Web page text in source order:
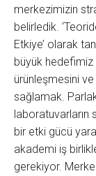
merkezimizin
belirledik.
Etkiye’ olarak
büyük
ürünleşmesini ve
sağlamak.
laboratuvarların
bir etki gücü
akademi iş
gerekiyor.